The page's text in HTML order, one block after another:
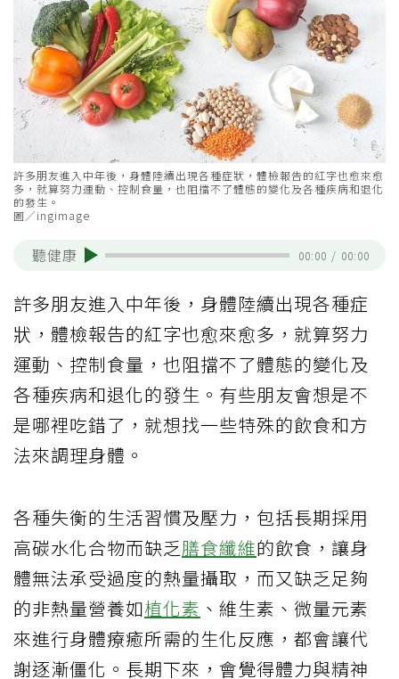
許多朋友進入中年後，身體陸續出現各種症狀，體檢報告的紅字也愈來愈
多，就算努力運動、控制食量，也阻擋不了體態的變化及各種疾病和退化
的發生。
圖／ingimage
聽健康 00:00 / 00:00
許多朋友進入中年後，身體陸續出現各種症
狀，體檢報告的紅字也愈來愈多，就算努力
運動、控制食量，也阻擋不了體態的變化及
各種疾病和退化的發生。有些朋友會想是不
是哪裡吃錯了，就想找一些特殊的飲食和方
法來調理身體。
各種失衡的生活習慣及壓力，包括長期採用
高碳水化合物而缺乏膳食纖維的飲食，讓身
體無法承受過度的熱量攝取，而又缺乏足夠
的非熱量營養如植化素 、維生素、微量元素
來進行身體療癒所需的生化反應，都會讓代
謝逐漸僵化。長期下來，會覺得體力與精神